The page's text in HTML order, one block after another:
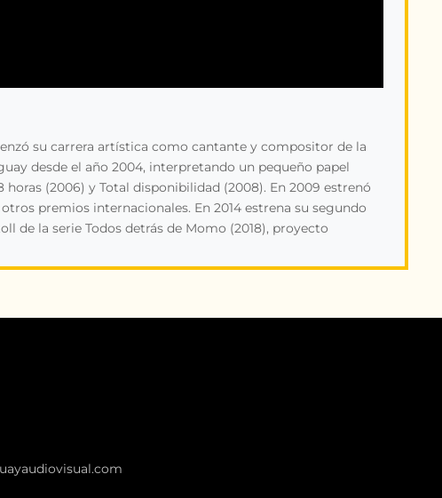
su carrera artística como cantante y compositor de la
desde el año 2004, interpretando un pequeño papel
(2006) y Total disponibilidad (2008). En 2009 estrenó
premios internacionales. En 2014 estrena su segundo
de la serie Todos detrás de Momo (2018), proyecto